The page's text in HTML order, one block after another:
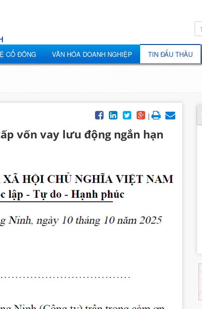
CỔ ĐÔNG VĂN HÓA DOANH NGHIỆP TIN ĐẤU THẦU
|
vốn vay lưu động ngắn hạn